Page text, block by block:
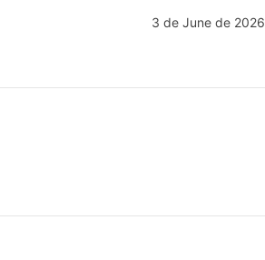
3 de June de 2026